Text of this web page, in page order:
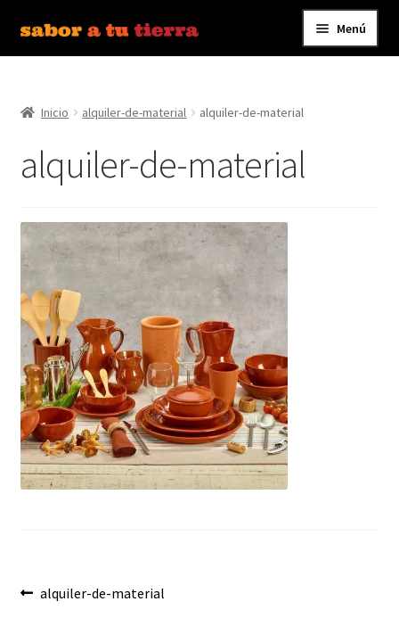
Ir
a
Ir
al
Menú
Bebidas
Caldos, Salsas y Condimentos
Carrito
Conservas y Platos Preparados
Contáctanos
Envíos
Finalizar compra
Mi cuenta
Inicio alquiler-de-material alquiler-de-material
alquiler-de-material
Navegación
Anterior:
alquiler-de-material